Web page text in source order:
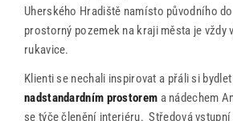
Uherského Hradiště namísto původního
prostorný pozemek na kraji města je vždy
rukavice.
Klienti se nechali inspirovat a přáli si
nadstandardním prostorem a nádechem
se týče členění interiéru. Středová